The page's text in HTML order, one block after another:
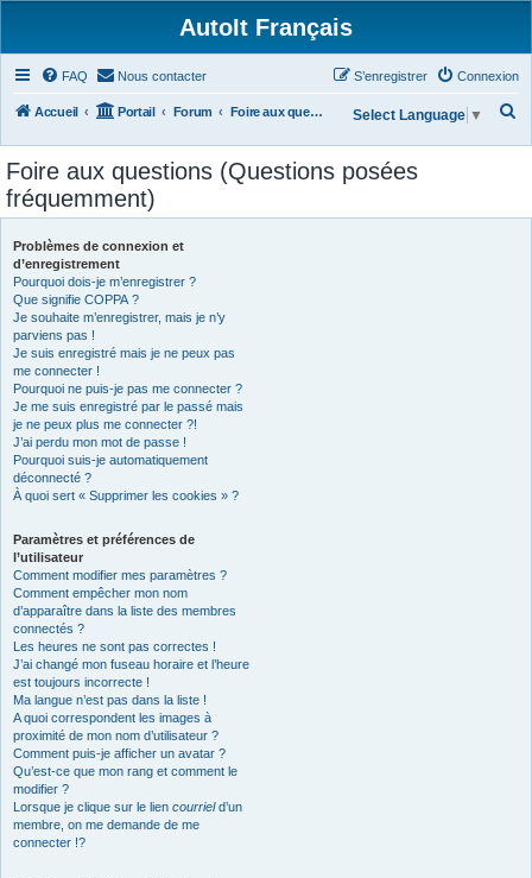
AutoIt Français
FAQ Nous contacter Connexion
S’enregistrer
Accueil Portail Forum Foire aux questions (Questions posées fréquemment) Select Language ▼
Foire aux questions (Questions posées
fréquemment)
Problèmes de connexion et
d’enregistrement
Pourquoi dois-je m’enregistrer ?
Que signifie COPPA ?
Je souhaite m’enregistrer, mais je n’y
parviens pas !
Je suis enregistré mais je ne peux pas
me connecter !
Pourquoi ne puis-je pas me connecter ?
Je me suis enregistré par le passé mais
je ne peux plus me connecter ?!
J’ai perdu mon mot de passe !
Pourquoi suis-je automatiquement
déconnecté ?
À quoi sert « Supprimer les cookies » ?
Paramètres et préférences de
l’utilisateur
Comment modifier mes paramètres ?
Comment empêcher mon nom
d’apparaître dans la liste des membres
connectés ?
Les heures ne sont pas correctes !
J’ai changé mon fuseau horaire et l’heure
est toujours incorrecte !
Ma langue n’est pas dans la liste !
A quoi correspondent les images à
proximité de mon nom d’utilisateur ?
Comment puis-je afficher un avatar ?
Qu’est-ce que mon rang et comment le
modifier ?
Lorsque je clique sur le lien courrield’un
membre, on me demande de me
connecter !?